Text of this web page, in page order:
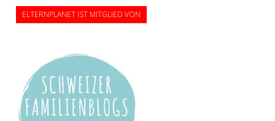
ELTERNPLANET IST MITGLIED VON